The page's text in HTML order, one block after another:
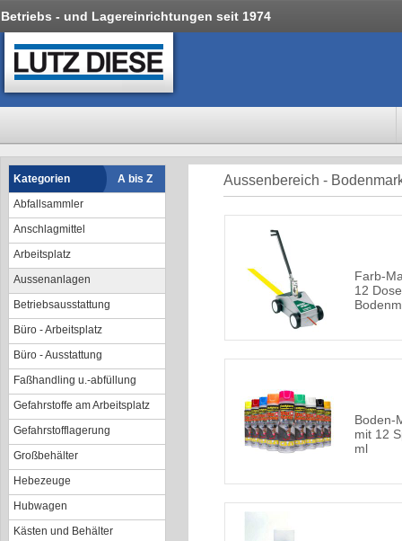
Betriebs - und Lagereinrichtungen seit 1974
Kategorien
A bis Z
Abfallsammler
Anschlagmittel
Arbeitsplatz
Aussenanlagen
Betriebsausstattung
Büro - Arbeitsplatz
Büro - Ausstattung
Faßhandling u.-abfüllung
Gefahrstoffe am Arbeitsplatz
Gefahrstofflagerung
Großbehälter
Hebezeuge
Hubwagen
Kästen und Behälter
Aussenbereich -
Farb-
12
Boden-
mit 12
ml